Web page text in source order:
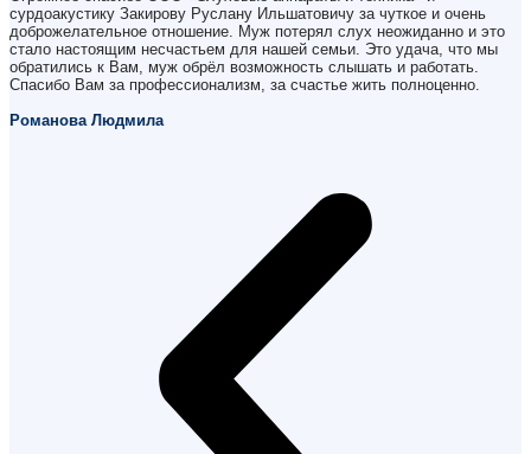
сурдоакустику Закирову Руслану Ильшатовичу за чуткое и очень
доброжелательное отношение. Муж потерял слух неожиданно и это
стало настоящим несчастьем для нашей семьи. Это удача, что мы
обратились к Вам, муж обрёл возможность слышать и работать.
Спасибо Вам за профессионализм, за счастье жить полноценно.
Романова Людмила